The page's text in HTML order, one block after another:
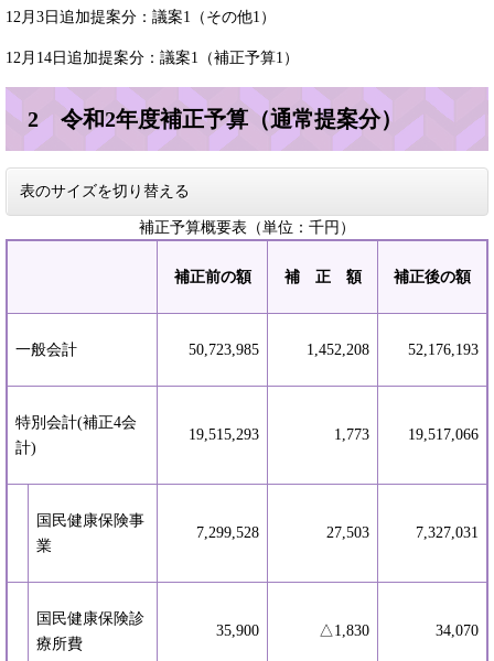
12月3日追加提案分：議案1（その他1）
12月14日追加提案分：議案1（補正予算1）
2 令和2年度補正予算（通常提案分）
表のサイズを切り替える
補正予算概要表（単位：千円）
補正前の額 補 正 額 補正後の額
一般会計 50,723,985 1,452,208 52,176,193
特別会計(補正4会
計)
19,515,293 1,773 19,517,066
国民健康保険事
業
7,299,528 27,503 7,327,031
国民健康保険診
療所費
35,900 △1,830 34,070